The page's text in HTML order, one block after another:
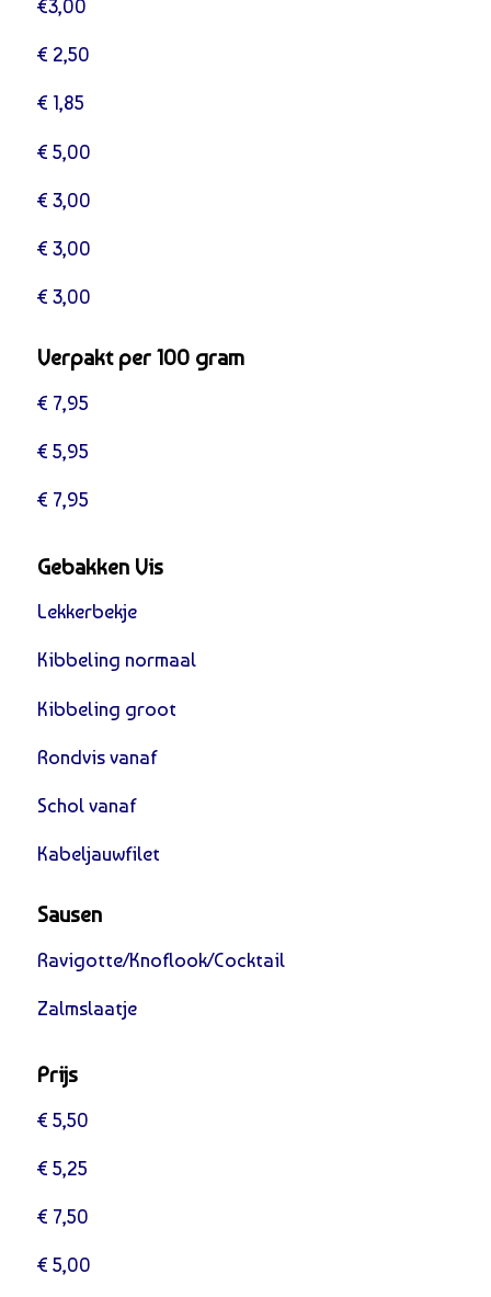
€3,00
€ 2,50
€ 1,85
€ 5,00
€ 3,00
€ 3,00
€ 3,00
Verpakt per 100 gram
€ 7,95
€ 5,95
€ 7,95
Gebakken Vis
Lekkerbekje
Kibbeling normaal
Kibbeling groot
Rondvis vanaf
Schol vanaf
Kabeljauwfilet
Sausen
Ravigotte/Knoflook/Cocktail
Zalmslaatje
Prijs
€ 5,50
€ 5,25
€ 7,50
€ 5,00